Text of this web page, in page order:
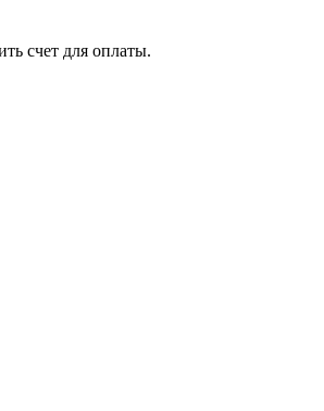
счет для оплаты.